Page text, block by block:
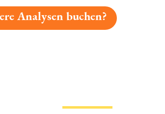
Analysen buchen?